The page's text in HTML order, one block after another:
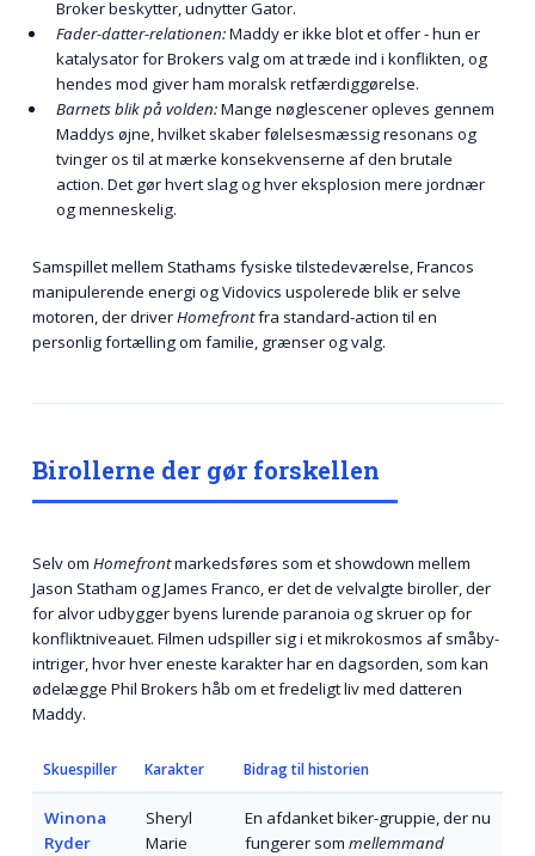
Broker beskytter, udnytter Gator.
Fader-datter-relationen:Maddy er ikke blot et offer - hun er
katalysator for Brokers valg om at træde ind i konflikten, og
hendes mod giver ham moralsk retfærdiggørelse.
Barnets blik på volden:Mange nøglescener opleves gennem
Maddys øjne, hvilket skaber følelsesmæssig resonans og
tvinger os til at mærke konsekvenserne af den brutale
action. Det gør hvert slag og hver eksplosion mere jordnær
og menneskelig.
Samspillet mellem Stathams fysiske tilstedeværelse, Francos
manipulerende energi og Vidovics uspolerede blik er selve
motoren, der driver Homefrontfra standard-action til en
personlig fortælling om familie, grænser og valg.
Birollerne der gør forskellen
Selv om Homefrontmarkedsføres som et showdown mellem
Jason Statham og James Franco, er det de velvalgte biroller, der
for alvor udbygger byens lurende paranoia og skruer op for
konfliktniveauet. Filmen udspiller sig i et mikrokosmos af småby-
intriger, hvor hver eneste karakter har en dagsorden, som kan
ødelægge Phil Brokers håb om et fredeligt liv med datteren
Maddy.
Skuespiller Karakter Bidrag til historien
Winona
Ryder
Sheryl
Marie
En afdanket biker-gruppie, der nu
fungerer som mellemmand